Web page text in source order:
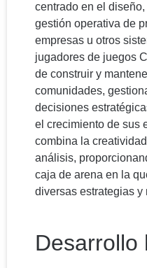
centrado en el
gestión operativa de
empresas u otros
jugadores de juegos
de construir y
comunidades,
decisiones
el crecimiento de sus
combina la
análisis,
caja de arena en la
diversas estrategias y
Desarrollo